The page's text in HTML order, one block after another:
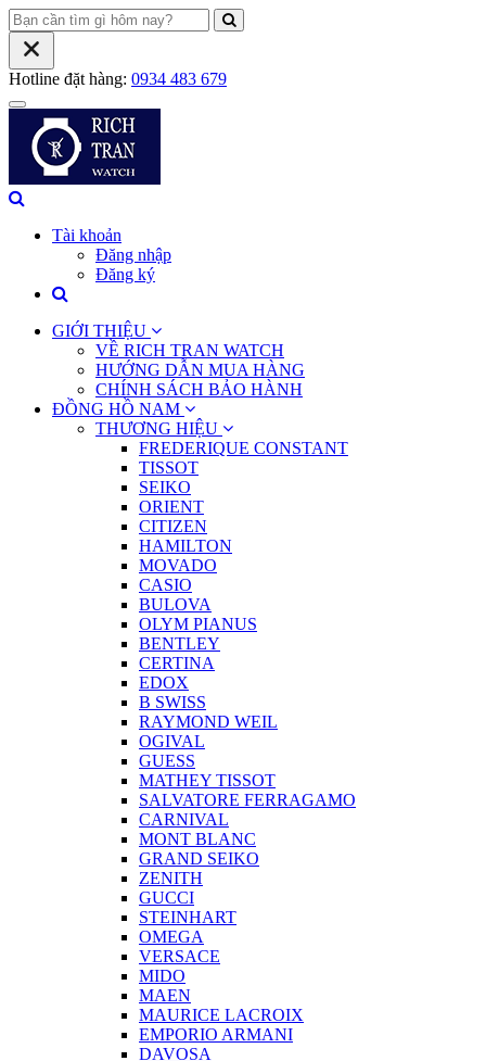
Hotline đặt hàng: 0934 483 679
Tài khoản
Đăng nhập
Đăng ký
GIỚI THIỆU
VỀ RICH TRAN WATCH
HƯỚNG DẪN MUA HÀNG
CHÍNH SÁCH BẢO HÀNH
ĐỒNG HỒ NAM
THƯƠNG HIỆU
FREDERIQUE CONSTANT
TISSOT
SEIKO
ORIENT
CITIZEN
HAMILTON
MOVADO
CASIO
BULOVA
OLYM PIANUS
BENTLEY
CERTINA
EDOX
B SWISS
RAYMOND WEIL
OGIVAL
GUESS
MATHEY TISSOT
SALVATORE FERRAGAMO
CARNIVAL
MONT BLANC
GRAND SEIKO
ZENITH
GUCCI
STEINHART
OMEGA
VERSACE
MIDO
MAEN
MAURICE LACROIX
EMPORIO ARMANI
DAVOSA